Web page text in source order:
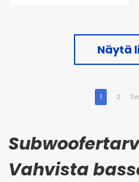
Näytä
1 2
Vahvista